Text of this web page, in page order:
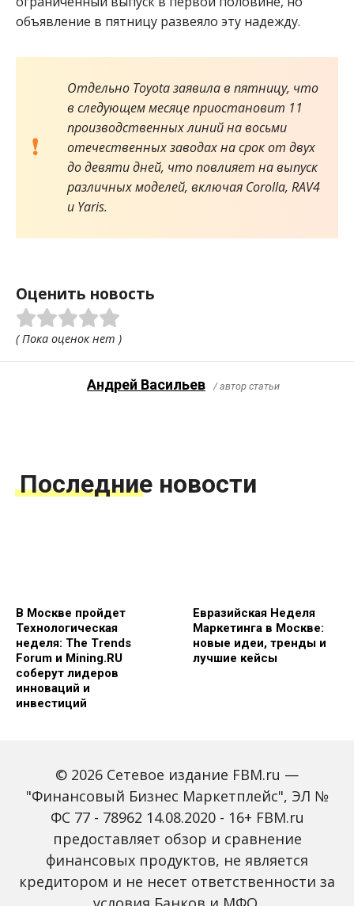
объявление в пятницу развеяло эту надежду.
Отдельно Toyota заявила в пятницу, что
в следующем месяце приостановит 11
производственных линий на восьми
отечественных заводах на срок от двух
до девяти дней, что повлияет на выпуск
различных моделей, включая Corolla, RAV4
и Yaris.
Оценить новость
( Пока оценок нет )
Андрей Васильев / автор статьи
Последние новости
В Москве пройдет
Технологическая
неделя: The Trends
Forum и Mining.RU
соберут лидеров
инноваций и
инвестиций
Евразийская Неделя
Маркетинга в Москве:
новые идеи, тренды и
лучшие кейсы
Global Tech Forum: как
ИИ меняет бизнес и
открывает новые
4.0 меняет правила
игры в медиаиндустрии
© 2026 Сетевое издание FBM.ru —
"Финансовый Бизнес Маркетплейс", ЭЛ №
ФС 77 - 78962 14.08.2020 - 16+ FBM.ru
предоставляет обзор и сравнение
финансовых продуктов, не является
кредитором и не несет ответственности за